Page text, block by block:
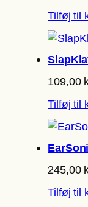
Tilføj til
109,00
Tilføj til
245,00
Tilføj til